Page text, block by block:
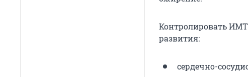
Контролировать
развития:
сердечно-